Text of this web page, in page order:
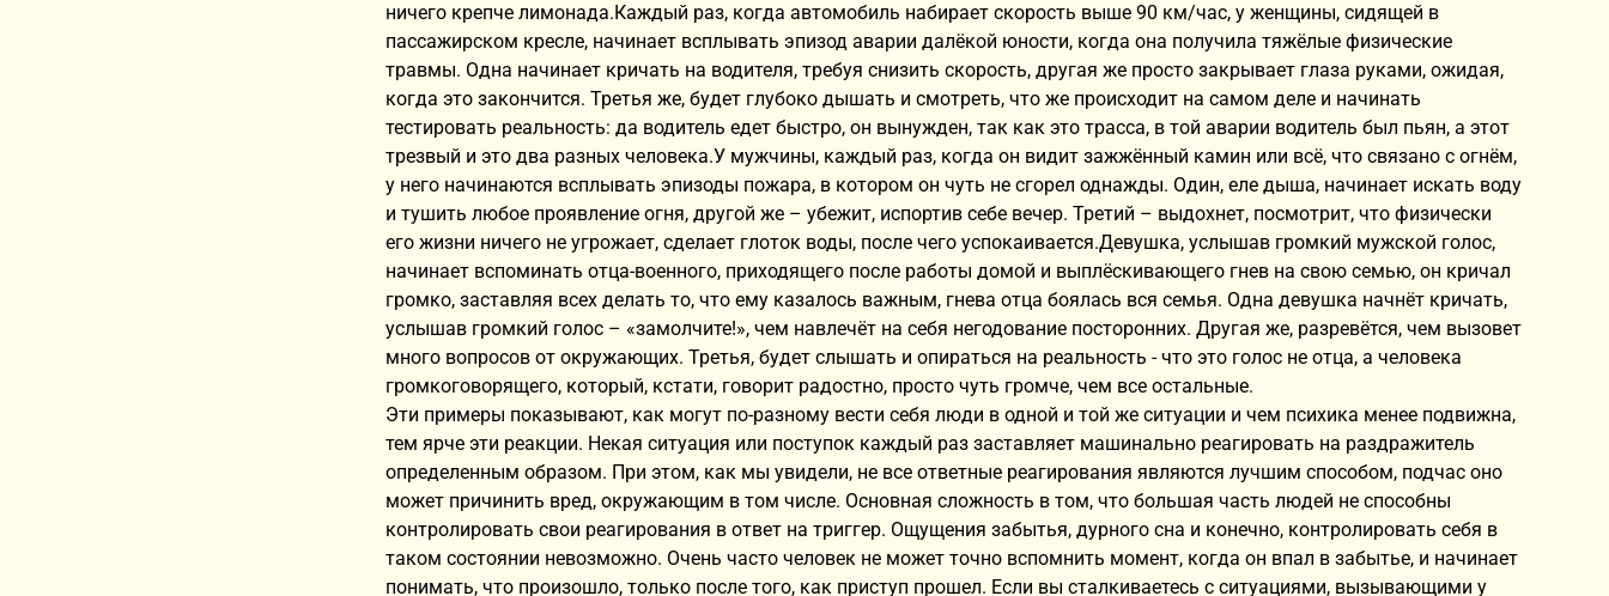
ничего крепче лимонада.Каждый раз, когда автомобиль набирает скорость выше 90 км/час, у женщины, сидящей в
пассажирском кресле, начинает всплывать эпизод аварии далёкой юности, когда она получила тяжёлые физические
травмы. Одна начинает кричать на водителя, требуя снизить скорость, другая же просто закрывает глаза руками, ожидая,
когда это закончится. Третья же, будет глубоко дышать и смотреть, что же происходит на самом деле и начинать
тестировать реальность: да водитель едет быстро, он вынужден, так как это трасса, в той аварии водитель был пьян, а этот
трезвый и это два разных человека.У мужчины, каждый раз, когда он видит зажжённый камин или всё, что связано с огнём,
у него начинаются всплывать эпизоды пожара, в котором он чуть не сгорел однажды. Один, еле дыша, начинает искать воду
и тушить любое проявление огня, другой же – убежит, испортив себе вечер. Третий – выдохнет, посмотрит, что физически
его жизни ничего не угрожает, сделает глоток воды, после чего успокаивается.Девушка, услышав громкий мужской голос,
начинает вспоминать отца-военного, приходящего после работы домой и выплёскивающего гнев на свою семью, он кричал
громко, заставляя всех делать то, что ему казалось важным, гнева отца боялась вся семья. Одна девушка начнёт кричать,
услышав громкий голос – «замолчите!», чем навлечёт на себя негодование посторонних. Другая же, разревётся, чем вызовет
много вопросов от окружающих. Третья, будет слышать и опираться на реальность - что это голос не отца, а человека
громкоговорящего, который, кстати, говорит радостно, просто чуть громче, чем все остальные.
Эти примеры показывают, как могут по-разному вести себя люди в одной и той же ситуации и чем психика менее подвижна,
тем ярче эти реакции. Некая ситуация или поступок каждый раз заставляет машинально реагировать на раздражитель
опре­деленным образом. При этом, как мы увидели, не все ответные реагирования являются лучшим способом, подчас оно
может причинить вред, окружающим в том числе. Основная сложность в том, что большая часть людей не способны
контролировать свои реагирования в ответ на триггер. Ощущения забытья, дурного сна и конечно, контролировать себя в
таком состоянии невозможно. Очень часто человек не может точно вспомнить момент, когда он впал в забытье, и начинает
понимать, что произошло, только после того, как приступ прошел. Если вы сталкиваетесь с ситуациями, вызывающими у